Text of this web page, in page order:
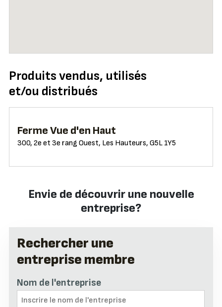
Produits vendus, utilisés
et/ou distribués
Ferme Vue d'en Haut
300, 2e et 3e rang Ouest, Les Hauteurs, G5L 1Y5
Envie de découvrir une nouvelle
entreprise?
Rechercher une
entreprise membre
Nom de l'entreprise